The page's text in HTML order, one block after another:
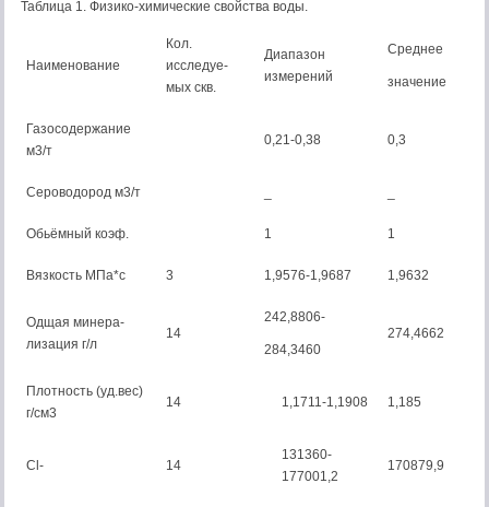
Таблица 1. Физико-химические свойства воды.
Наименование
Кол.
исследуе-
мых скв.
Диапазон
измерений
Среднее
значение
Газосодержание
м3/т
0,21-0,38 0,3
Сероводород м3/т
Обьёмный коэф. 1 1
Вязкость МПа*с 3 1,9576-1,9687 1,9632
Одщая минера-
лизация г/л
14
242,8806-
284,3460
274,4662
Плотность (уд.вес)
г/см3
14 1,1711-1,1908 1,185
Cl- 14
131360-
177001,2
170879,9